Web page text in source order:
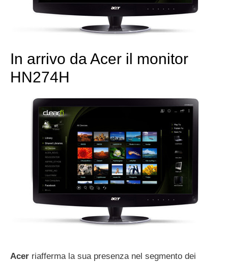
In arrivo da Acer il monitor
HN274H
Acer riafferma la sua presenza nel segmento dei